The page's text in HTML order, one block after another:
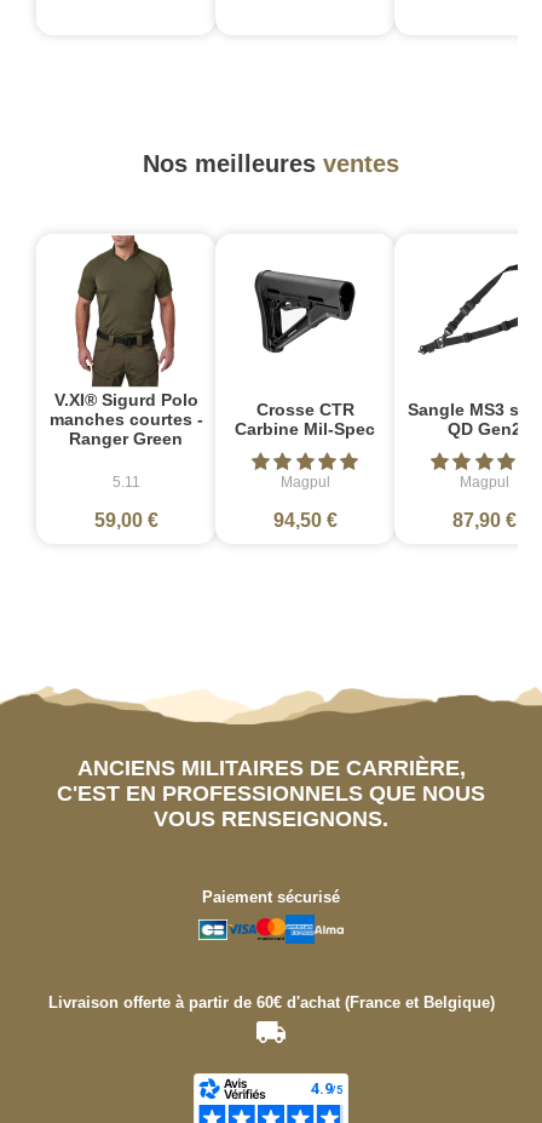
Nos meilleures ventes
V.XI® Sigurd Polo
manches courtes -
Ranger Green
5.11
59,00 €
Crosse CTR
Carbine Mil-Spec
Magpul
94,50 €
Sangle MS3
QD Gen2
Magpul
87,90 €
ANCIENS MILITAIRES DE CARRIÈRE,
C'EST EN PROFESSIONNELS QUE NOUS
VOUS RENSEIGNONS.
Paiement sécurisé
Livraison offerte à partir de 60€ d'achat (France et Belgique)